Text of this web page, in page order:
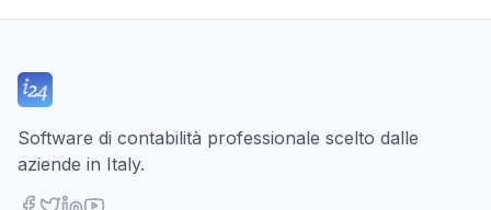
Software di contabilità professionale scelto dalle
aziende in Italy.